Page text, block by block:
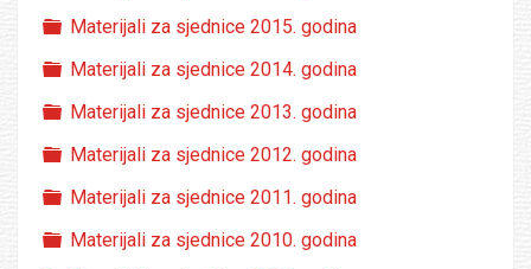
Folder
Materijali za sjednice 2015. godina
Folder
Materijali za sjednice 2014. godina
Folder
Materijali za sjednice 2013. godina
Folder
Materijali za sjednice 2012. godina
Folder
Materijali za sjednice 2011. godina
Folder
Materijali za sjednice 2010. godina